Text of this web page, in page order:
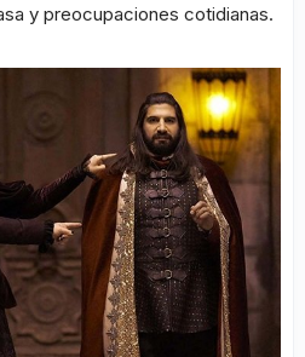
y preocupaciones cotidianas.